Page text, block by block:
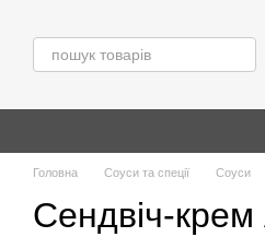
Головна Соуси та спеції Соуси
Сендвіч-